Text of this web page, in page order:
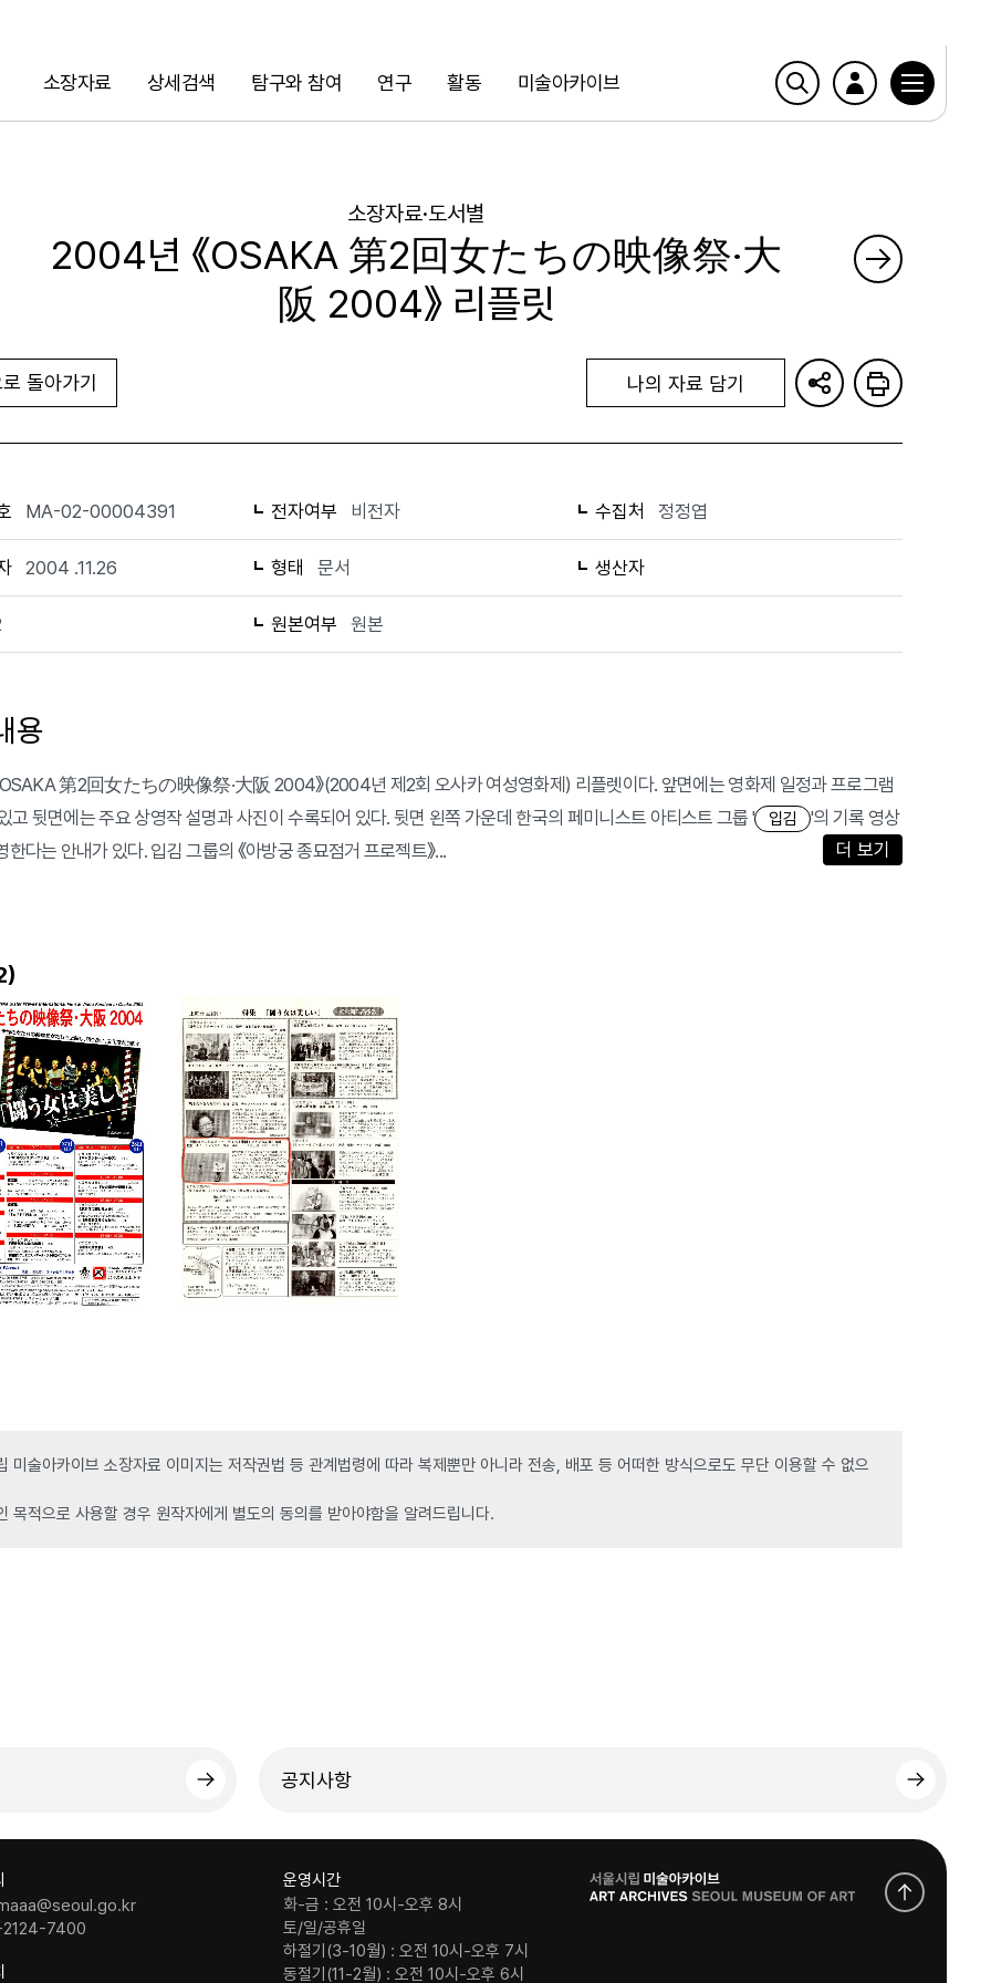
소장자료 상세검색 탐구와 참여 연구 활동 미술아카이브
검색
소장자료·도서별
2004년 《OSAKA 第2回女たちの映像祭·大
阪 2004》 리플릿
돌아가기 나의 자료 담기
MA-02-00004391 전자여부 비전자 수집처 정정엽
2004 .11.26 형태 문서 생산자
원본여부 원본
용
第2回女たちの映像祭·大阪 2004》(2004년 제2회 오사카 여성영화제) 리플렛이다. 앞면에는 영화제 일정과 프로그램
고 뒷면에는 주요 상영작 설명과 사진이 수록되어 있다. 뒷면 왼쪽 가운데 한국의 페미니스트 아티스트 그룹 '
입김
'의 기록 영상
한다는 안내가 있다. 입김 그룹의 《아방궁 종묘점거 프로젝트》...
더 보기
)
미술아카이브 소장자료 이미지는 저작권법 등 관계법령에 따라 복제뿐만 아니라 전송, 배포 등 어떠한 방식으로도 무단 이용할 수 없으
목적으로 사용할 경우 원작자에게 별도의 동의를 받아야함을 알려드립니다.
공지사항
7400
운영시간
화-금 : 오전 10시-오후 8시
토/일/공휴일
하절기(3-10월) : 오전 10시-오후 7시
동절기(11-2월) : 오전 10시-오후 6시
로
고